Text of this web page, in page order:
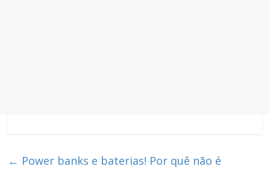
← Power banks e baterias! Por quê não é